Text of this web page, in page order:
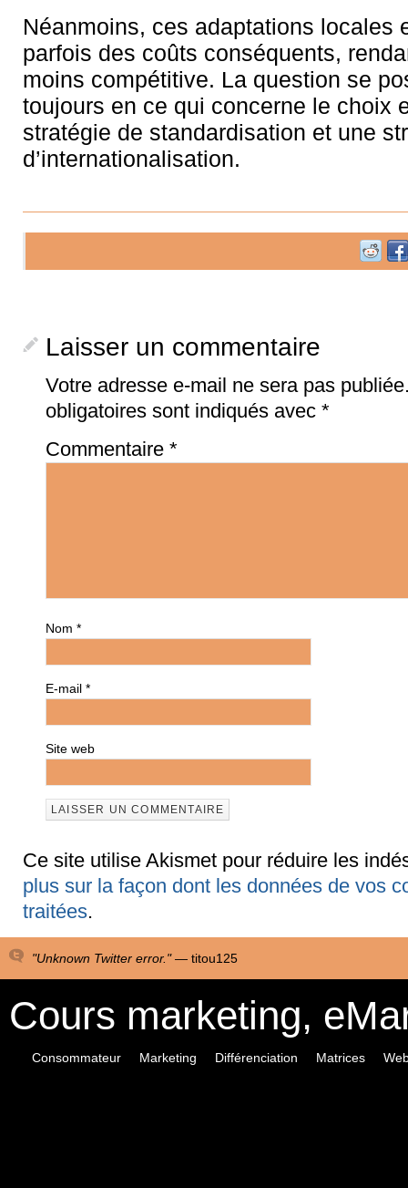
Néanmoins, ces adaptations locales
parfois des coûts conséquents,
moins compétitive. La question se
toujours en ce qui concerne le choix
stratégie de standardisation et une
d’internationalisation.
Laisser un commentaire
Votre adresse e-mail ne sera pas
obligatoires sont indiqués avec *
Commentaire *
Nom *
E-mail *
Site web
Ce site utilise Akismet pour réduire les
plus sur la façon dont les données de vos
traitées.
"Unknown Twitter error." — titou125
Cours marketing,
Consommateur Marketing Différenciation Matrices